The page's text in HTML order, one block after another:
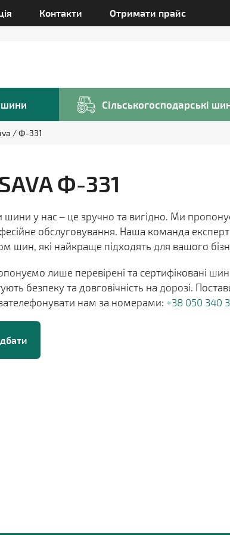
Контакти Отримати прайс
шини Сільськогосподарські
Ф-331
Ф-331
шини у нас – це зручно та вигідно. Ми
обслуговування. Наша команда
шин, які найкраще підходять для вашого
лише перевірені та сертифіковані
безпеку та довговічність на дорозі.
нам за номерами: +38 050 340